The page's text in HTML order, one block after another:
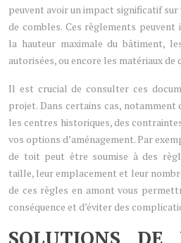
peuvent avoir un impact significatif
de combles. Ces règlements
la hauteur maximale du bâtiment,
autorisées, ou encore les matériaux de
Il est crucial de consulter ces
projet. Dans certains cas, notamment
les centres historiques, des
vos options d’aménagement. Par
de toit peut être soumise à des
taille, leur emplacement et leur
de ces règles en amont vous
conséquence et d’éviter des